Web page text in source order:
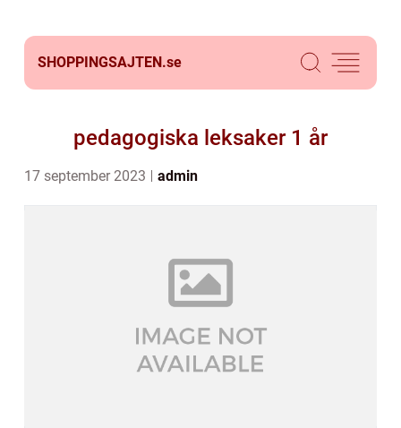
SHOPPINGSAJTEN.se
pedagogiska leksaker 1 år
17 september 2023 admin